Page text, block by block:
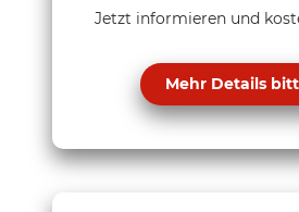
Jetzt informieren und
Mehr Details